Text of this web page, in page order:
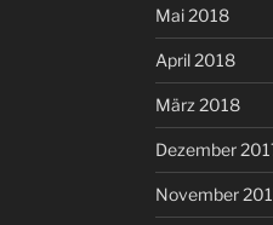
Mai 2018
April 2018
März 2018
Dezember
November